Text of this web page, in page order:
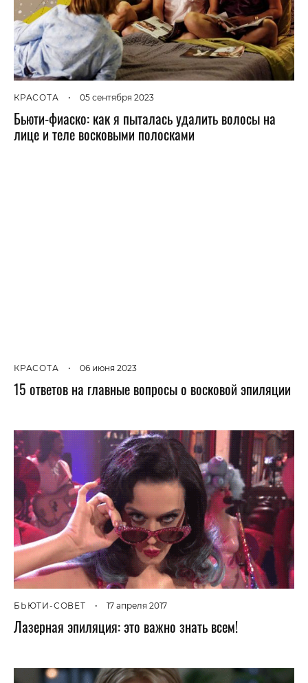
КРАСОТА • 05 сентября 2023
Бьюти-фиаско: как я пыталась удалить волосы на
лице и теле восковыми полосками
КРАСОТА • 06 июня 2023
15 ответов на главные вопросы о восковой эпиляции
БЬЮТИ-СОВЕТ • 17 апреля 2017
Лазерная эпиляция: это важно знать всем!